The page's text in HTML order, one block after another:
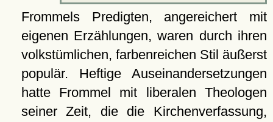
Frommels Predigten, angereichert mit
eigenen Erzählungen, waren durch ihren
volkstümlichen, farbenreichen Stil äußerst
populär. Heftige Auseinandersetzungen
hatte Frommel mit liberalen Theologen
seiner Zeit, die die Kirchenverfassung,